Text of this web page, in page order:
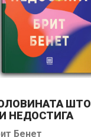
ШТО
НЕДОСТИГА
Бенет